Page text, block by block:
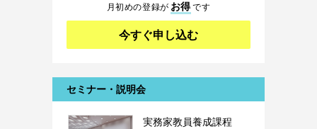
月初めの登録が お得です
今すぐ申し込む
セミナー・説明会
実務家教員養成課程